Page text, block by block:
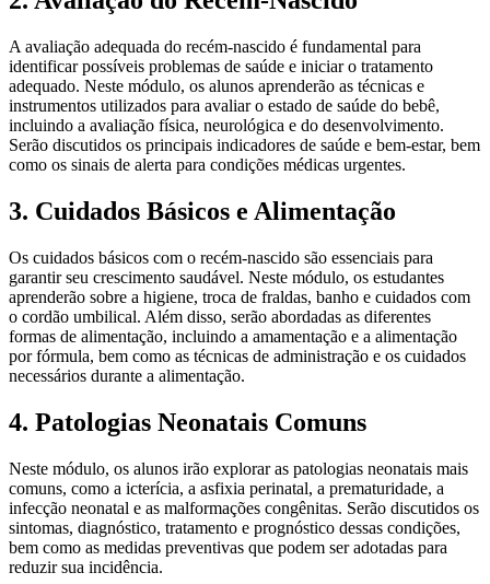
A avaliação adequada do recém-nascido é fundamental para
identificar possíveis problemas de saúde e iniciar o tratamento
adequado. Neste módulo, os alunos aprenderão as técnicas e
instrumentos utilizados para avaliar o estado de saúde do bebê,
incluindo a avaliação física, neurológica e do desenvolvimento.
Serão discutidos os principais indicadores de saúde e bem-estar, bem
como os sinais de alerta para condições médicas urgentes.
3. Cuidados Básicos e Alimentação
Os cuidados básicos com o recém-nascido são essenciais para
garantir seu crescimento saudável. Neste módulo, os estudantes
aprenderão sobre a higiene, troca de fraldas, banho e cuidados com
o cordão umbilical. Além disso, serão abordadas as diferentes
formas de alimentação, incluindo a amamentação e a alimentação
por fórmula, bem como as técnicas de administração e os cuidados
necessários durante a alimentação.
4. Patologias Neonatais Comuns
Neste módulo, os alunos irão explorar as patologias neonatais mais
comuns, como a icterícia, a asfixia perinatal, a prematuridade, a
infecção neonatal e as malformações congênitas. Serão discutidos os
sintomas, diagnóstico, tratamento e prognóstico dessas condições,
bem como as medidas preventivas que podem ser adotadas para
reduzir sua incidência.